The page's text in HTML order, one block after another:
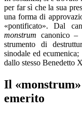
per far sì che la sua
una forma di
«pontificato». Dal
monstrum canonico –
strumento di
sinodale ed
dallo stesso Benedetto
Il
emerito